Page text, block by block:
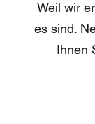
Weil wir
es sind.
Ihnen